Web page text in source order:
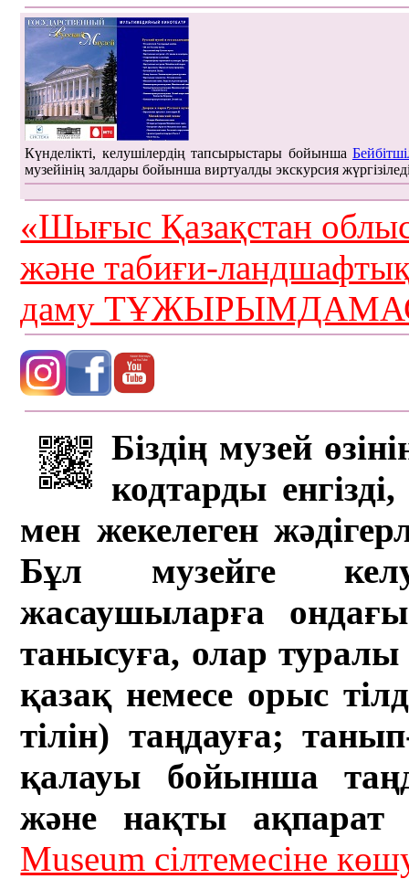
Күнделікті, келушілердің тапсырыстары бойынша
музейінің залдары бойынша виртуалды экскурсия
«Шығыс Қазақстан
және табиғи-
даму
Біздің музей
кодтарды
мен жекелеген
Бұл музейге
жасаушыларға
танысуға, олар туралы
қазақ немесе орыс
тілін) таңдауға;
қалауы бойынша
және нақты ақпарат
Museum сілтемесіне